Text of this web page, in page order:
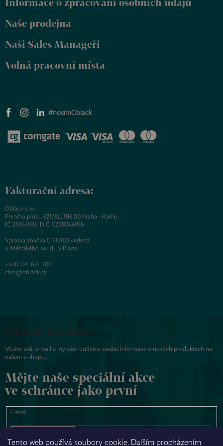
Tento web používá soubory cookie. Dalším procházením
Naše prodejna
Naši Sales Manageři
Volná pracovní místa
#nosimOblack
Fakturační adresa:
Oblack s.r.o.,
Prvního pluku 621/8a, 186 00 Praha - Karlín
IČ: 28246926, DIČ: CZ28246926
Spisová značka C 135103 vedená
u Městského soudu v Praze
+420 724 634 700
chci@oblack.cz
Odebírat newsletter
Vložte svůj e-mail a my vám budeme zasílat informace o nových produktech na
našem e-shopu.
Mějte naše speciální akce
ve schránce jako první
E-mail